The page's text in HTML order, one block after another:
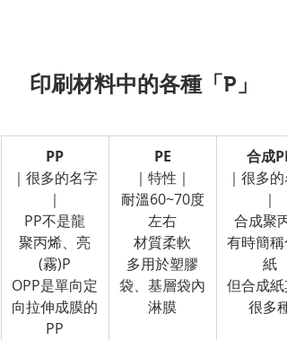
印刷材料中的各種「P」
PP
｜很多的名字
｜
PP不是龍
聚丙烯、亮
(霧)P
OPP是單向定
向拉伸成膜的
PP
PE
｜特性｜
耐溫60~70度
左右
材質柔軟
多用於塑膠
袋、基層袋內
淋膜
合成PP
｜很多的
｜
合成聚丙
有時簡稱
紙
但合成紙
很多種